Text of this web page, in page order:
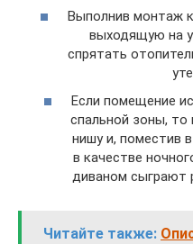
Выполнив монтаж
выходящую на
спрятать
Если помещение
спальной зоны, то
нишу и, поместив
в качестве
диваном сыграют
Читайте также: